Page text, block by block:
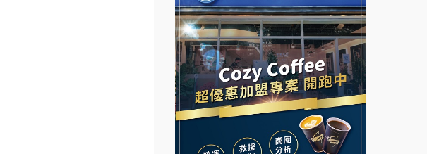
NU PASTA義大利麵加盟說明
會
潮鍋癮加盟說明會
蓁伙烤倆吃加盟說明會
霏等茶加盟說明會
優握握×酸奶大獅加盟說明會
冬城門加盟說明會
拾鑶火鍋加盟說明會
阿性情趣無人販售所加盟明會